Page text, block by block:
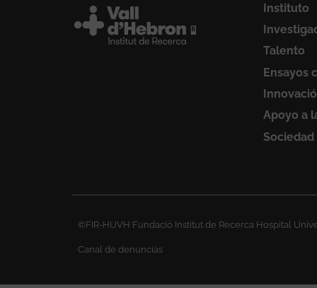
Instituto
Talento
Ensayos
Apoyo a
Sociedad
©FIR-HUVH Fundació Institut de Recerca Hospital
Canal de denuncias